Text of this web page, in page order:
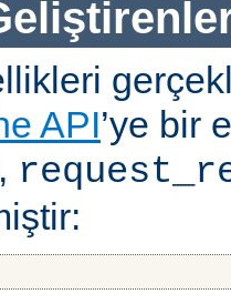
API’ye bir